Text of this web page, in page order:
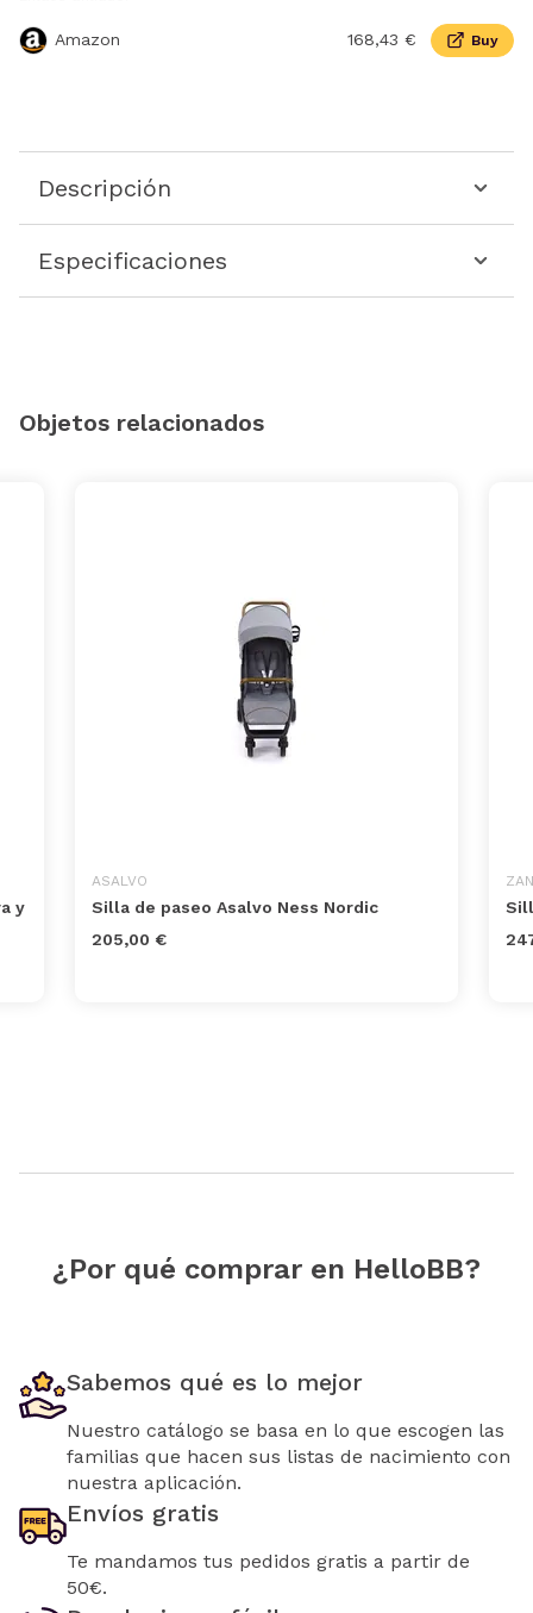
Amazon 168,43 € Buy
Descripción
Especificaciones
Objetos relacionados
y
ASALVO
Silla de paseo Asalvo Ness Nordic
205,00 €
¿Por qué comprar en HelloBB?
Sabemos qué es lo mejor
Nuestro catálogo se basa en lo que escogen las
familias que hacen sus listas de nacimiento con
nuestra aplicación.
Envíos gratis
Te mandamos tus pedidos gratis a partir de
50€.